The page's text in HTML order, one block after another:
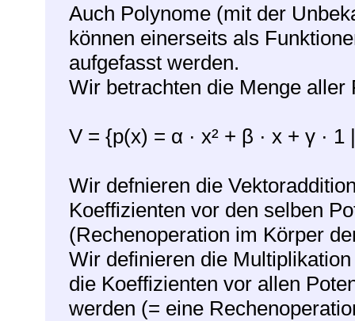
Auch Polynome (mit der
können einerseits als
aufgefasst werden.
Wir betrachten die Menge
V = {p(x) = α · x² + β · x + γ ·
Wir defnieren die
Koeffizienten vor den selben
(Rechenoperation im Körper
Wir definieren die
die Koeffizienten vor allen
werden (= eine